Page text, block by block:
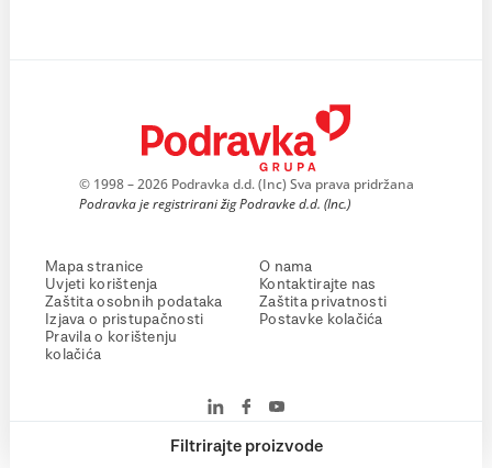
Filtrirajte proizvode
© 1998 – 2026 Podravka d.d. (Inc) Sva prava pridržana
Podravka je registrirani žig Podravke d.d. (Inc.)
Mapa stranice
Uvjeti korištenja
Zaštita osobnih podataka
Izjava o pristupačnosti
Pravila o korištenju
kolačića
O nama
Kontaktirajte nas
Zaštita privatnosti
Postavke kolačića